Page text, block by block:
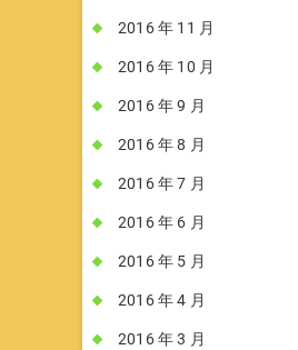
2016 年 11 月
2016 年 10 月
2016 年 9 月
2016 年 8 月
2016 年 7 月
2016 年 6 月
2016 年 5 月
2016 年 4 月
2016 年 3 月